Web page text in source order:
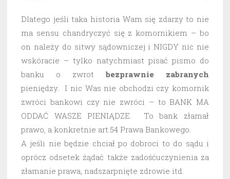
Dlatego jeśli taka historia Wam się zdarzy to nie
ma sensu chandryczyć się z komornikiem – bo
on należy do sitwy sądowniczej i NIGDY nic nie
wskóracie – tylko natychmiast pisać pismo do
banku o zwrot bezprawnie
zabranych
pieniędzy. I nic Was nie obchodzi czy komornik
zwróci bankowi czy nie zwróci – to BANK MA
ODDAĆ WASZE PIENIĄDZE. To bank złamał
prawo, a konkretnie art.54 Prawa Bankowego.
A jeśli nie będzie chciał po dobroci to do sądu i
oprócz odsetek żądać także zadośćuczynienia za
złamanie prawa, nadszarpnięte zdrowie itd.